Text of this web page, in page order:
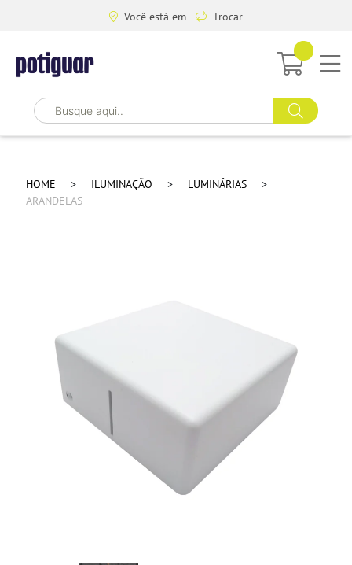
Você está em Trocar
HOME ILUMINAÇÃO
LUMINÁRIAS
ARANDELAS